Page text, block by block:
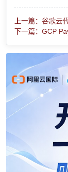
上一篇：谷歌云
下一篇：GCP